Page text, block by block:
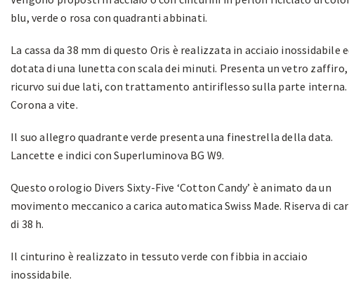
blu, verde o rosa con quadranti abbinati.
La cassa da 38 mm di questo Oris è realizzata in acciaio inossidabile
dotata di una lunetta con scala dei minuti. Presenta un vetro zaffiro,
ricurvo sui due lati, con trattamento antiriflesso sulla parte interna.
Corona a vite.
Il suo allegro quadrante verde presenta una finestrella della data.
Lancette e indici con Superluminova BG W9.
Questo orologio Divers Sixty-Five ‘Cotton Candy’ è animato da un
movimento meccanico a carica automatica Swiss Made. Riserva di
di 38 h.
Il cinturino è realizzato in tessuto verde con fibbia in acciaio
inossidabile.